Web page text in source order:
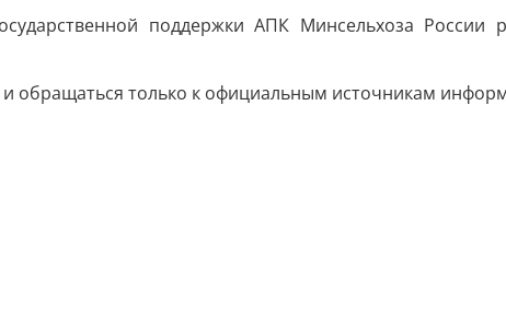
поддержки АПК Минсельхоза России
обращаться только к официальным источникам